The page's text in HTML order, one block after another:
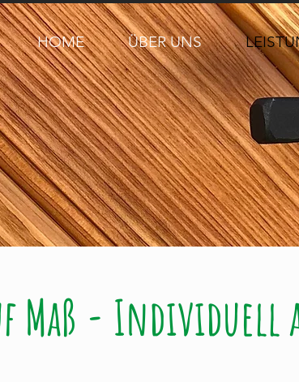
HOME ÜBER UNS
Maß - Individuell